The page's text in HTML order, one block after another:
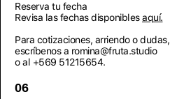
Reserva tu fecha
Revisa las fechas disponiblesaquí.
Para cotizaciones, arriendo o dudas,
escríbenos a romina@fruta.studio
o al +569 51215654.
06